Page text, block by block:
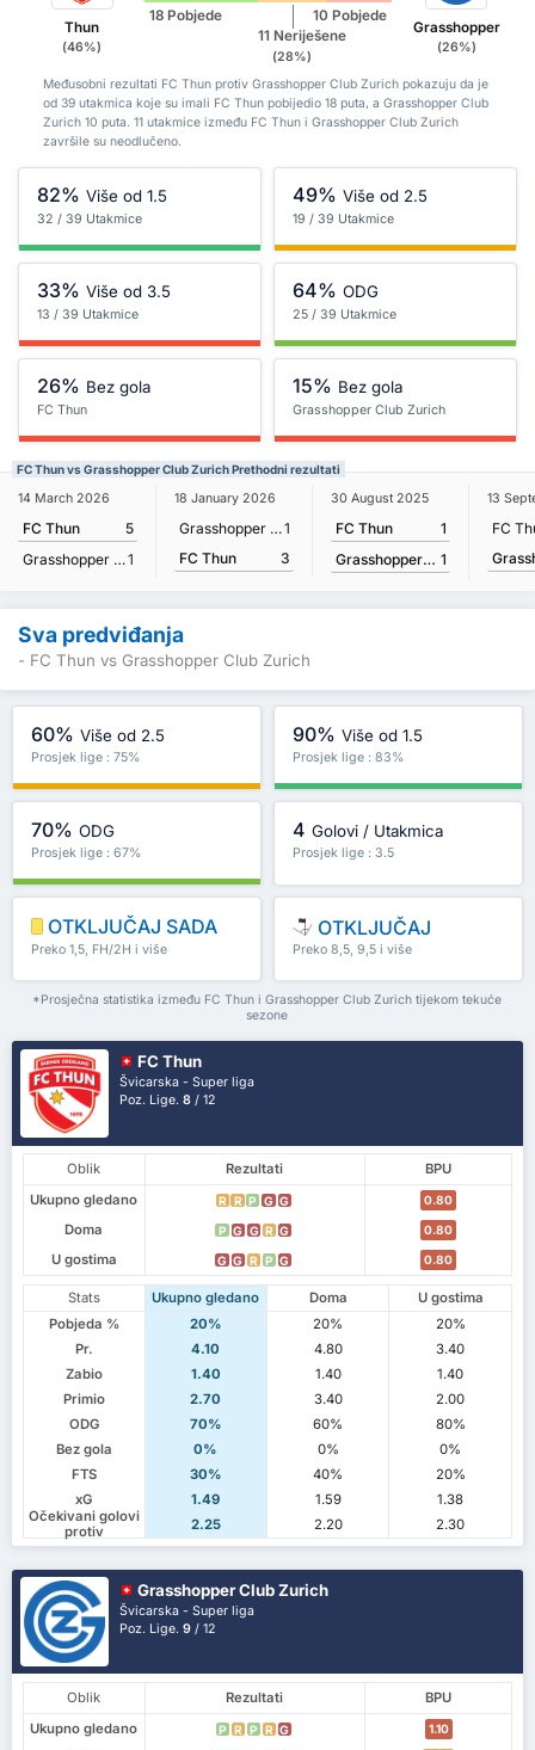
Thun
(46%)
18 Pobjede
11 Neriješene
(28%)
10 Pobjede
Grasshopper
(26%)
Međusobni rezultati FC Thun protiv Grasshopper Club Zurich pokazuju da je
od 39 utakmica koje su imali FC Thun pobijedio 18 puta, a Grasshopper Club
Zurich 10 puta. 11 utakmice između FC Thun i Grasshopper Club Zurich
završile su neodlučeno.
82% Više od 1.5
32 / 39 Utakmice
49% Više od 2.5
19 / 39 Utakmice
33% Više od 3.5
13 / 39 Utakmice
64% ODG
25 / 39 Utakmice
26% Bez gola
FC Thun
15% Bez gola
Grasshopper Club Zurich
FC Thun vs Grasshopper Club Zurich Prethodni rezultati
14 March 2026
FC Thun
5
Grasshopper Club Zurich1
18 January 2026
Grasshopper Club Zurich1
FC Thun
3
30 August 2025
FC Thun
1
Grasshopper Club Zurich 1
13
FC
Sva predviđanja
- FC Thun vs Grasshopper Club Zurich
60% Više od 2.5
Prosjek lige : 75%
90% Više od 1.5
Prosjek lige : 83%
70% ODG
Prosjek lige : 67%
4 Golovi / Utakmica
Prosjek lige : 3.5
OTKLJUČAJ SADA
Preko 1,5, FH/2H i više
OTKLJUČAJ
Preko 8,5, 9,5 i više
*Prosječna statistika između FC Thun i Grasshopper Club Zurich tijekom tekuće
sezone
FC Thun
Švicarska - Super liga
Poz. Lige.8 / 12
Oblik Rezultati
BPU
Ukupno gledano
R R P G G 0.80
Doma P G G R G 0.80
U gostima G G R P G 0.80
Stats Ukupno gledano Doma
U gostima
Pobjeda %
20% 20%
20%
Pr.
4.10 4.80
3.40
Zabio
1.40 1.40
1.40
Primio
2.70 3.40
2.00
ODG
70% 60%
80%
Bez gola
0% 0%
0%
FTS
30% 40%
20%
xG
1.49 1.59
1.38
Očekivani golovi
protiv
2.25 2.20 2.30
Grasshopper Club Zurich
Švicarska - Super liga
Poz. Lige.9 / 12
Oblik Rezultati
BPU
Ukupno gledano
P R P R G 1.10